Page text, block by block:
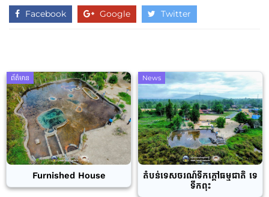
Facebook Google Twitter
ព័ត៌មាន
Furnished House
News
តំបន់ទេសចរណ៍ទឹកក្តៅធម្មជាតិ ទេ
ទឹកពុះ